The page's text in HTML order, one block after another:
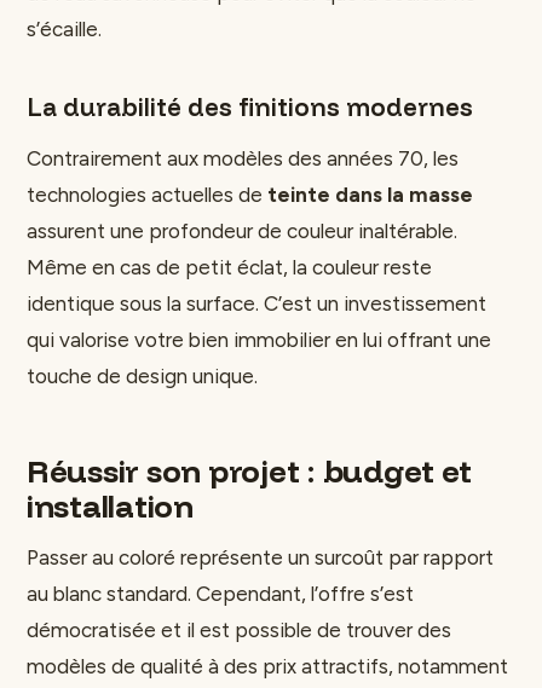
s’écaille.
La durabilité des finitions modernes
Contrairement aux modèles des années 70, les
technologies actuelles de teinte dans la masse
assurent une profondeur de couleur inaltérable.
Même en cas de petit éclat, la couleur reste
identique sous la surface. C’est un investissement
qui valorise votre bien immobilier en lui offrant une
touche de design unique.
Réussir son projet : budget et
installation
Passer au coloré représente un surcoût par rapport
au blanc standard. Cependant, l’offre s’est
démocratisée et il est possible de trouver des
modèles de qualité à des prix attractifs, notamment